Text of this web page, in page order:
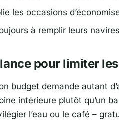
les occasions
à remplir leurs
pour limiter
budget demande autant
intérieure plutôt qu’un
l’eau ou le café –